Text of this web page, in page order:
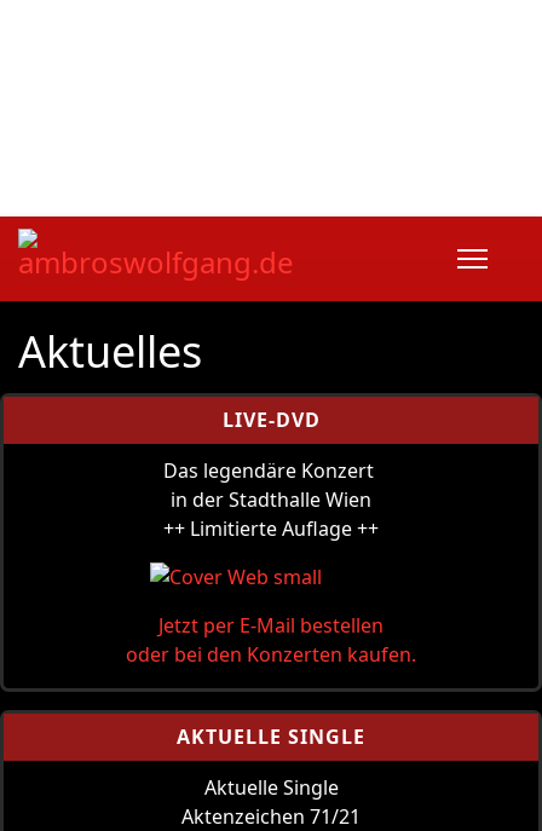
Aktuelles
LIVE-DVD
Das legendäre Konzert
in der Stadthalle Wien
++ Limitierte Auflage ++
Jetzt per E-Mail bestellen
oder bei den Konzerten kaufen.
AKTUELLE SINGLE
Aktuelle Single
Aktenzeichen 71/21